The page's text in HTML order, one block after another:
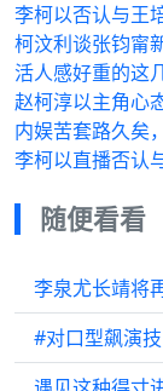
李柯以否认与王
柯汶利谈张钧甯
活人感好重的这
赵柯淳以主角心
内娱苦套路久矣
李柯以直播否认
随便看看
李泉尤长靖将
#对口型飙演技